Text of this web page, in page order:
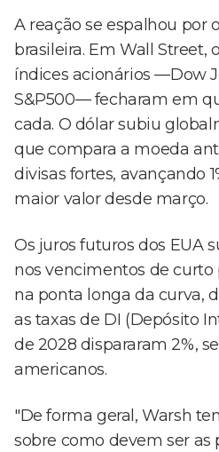
A reação se espalhou por
brasileira. Em Wall Street,
índices acionários —Dow
S&P500— fecharam em
cada. O dólar subiu
que compara a moeda
divisas fortes, avançando
maior valor desde março.
Os juros futuros dos EUA
nos vencimentos de curto
na ponta longa da curva,
as taxas de DI (Depósito
de 2028 dispararam 2%,
americanos.
"De forma geral, Warsh
sobre como devem ser as